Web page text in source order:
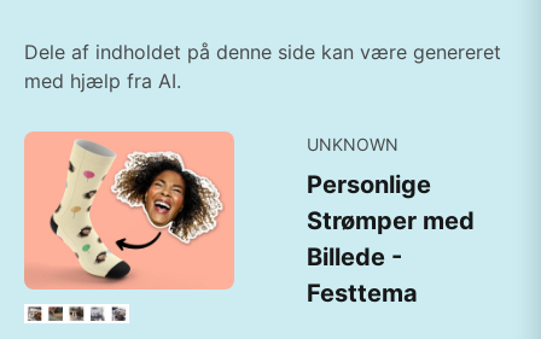
Dele af indholdet på denne side kan være genereret
med hjælp fra AI.
UNKNOWN
Personlige
Strømper med
Billede -
Festtema